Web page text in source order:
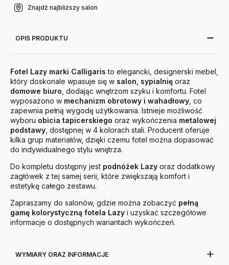
Znajdź najbliższy salon
OPIS PRODUKTU
Fotel Lazy marki Calligaris to elegancki, designerski mebel,
który doskonale wpasuje się w salon, sypialnię oraz
domowe biuro , dodając wnętrzom szyku i komfortu. Fotel
wyposażono w mechanizm obrotowy i wahadłowy , co
zapewnia pełną wygodę użytkowania. Istnieje możliwość
wyboru obicia tapicerskiego oraz wykończenia metalowej
podstawy , dostępnej w 4 kolorach stali. Producent oferuje
kilka grup materiałów, dzięki czemu fotel można dopasować
do indywidualnego stylu wnętrza.
Do kompletu dostępny jest podnóżek Lazy oraz dodatkowy
zagłówek z tej samej serii, które zwiększają komfort i
estetykę całego zestawu.
Zapraszamy do salonów, gdzie można zobaczyć pełną
gamę kolorystyczną fotela Lazy i uzyskać szczegółowe
informacje o dostępnych wariantach wykończeń.
WYMIARY ORAZ INFORMACJE